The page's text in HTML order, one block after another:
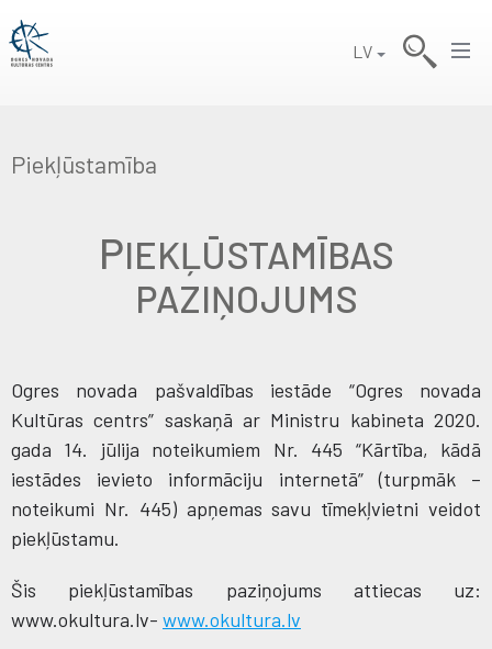
LV
Piekļūstamība
PIEKĻŪSTAMĪBAS
PAZIŅOJUMS
Ogres novada pašvaldības iestāde “Ogres novada
Kultūras centrs” saskaņā ar Ministru kabineta 2020.
gada 14. jūlija noteikumiem Nr. 445 “Kārtība, kādā
iestādes ievieto informāciju internetā” (turpmāk –
noteikumi Nr. 445) apņemas savu tīmekļvietni veidot
piekļūstamu.
Šis piekļūstamības paziņojums attiecas uz:
www.okultura.lv- www.okultura.lv